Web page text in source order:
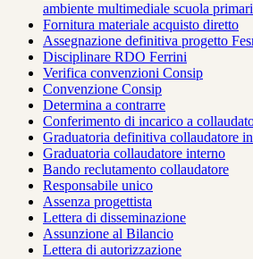
ambiente multimediale scuola
Fornitura materiale acquisto diretto
Assegnazione definitiva progetto
Disciplinare RDO Ferrini
Verifica convenzioni Consip
Convenzione Consip
Determina a contrarre
Conferimento di incarico a
Graduatoria definitiva collaudatore
Graduatoria collaudatore interno
Bando reclutamento collaudatore
Responsabile unico
Assenza progettista
Lettera di disseminazione
Assunzione al Bilancio
Lettera di autorizzazione